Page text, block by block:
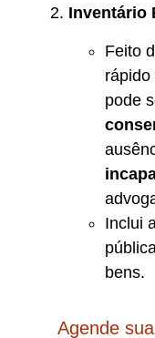
Inventário
Feito
pode
Inclui
bens.
Agende